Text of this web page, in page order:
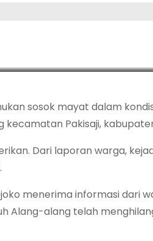
sosok mayat dalam
kecamatan Pakisaji,
Dari laporan warga,
menerima informasi dari
Alang-alang telah